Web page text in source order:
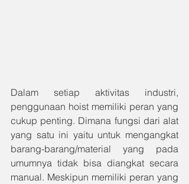
Dalam setiap aktivitas industri,
penggunaan hoist memiliki peran yang
cukup penting. Dimana fungsi dari alat
yang satu ini yaitu untuk mengangkat
barang-barang/material yang pada
umumnya tidak bisa diangkat secara
manual. Meskipun memiliki peran yang